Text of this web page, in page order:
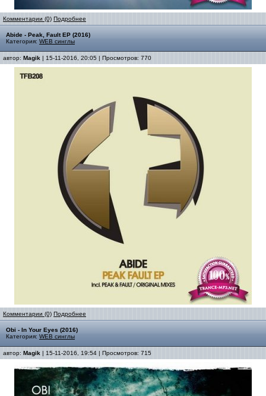
Комментарии (0) Подробнее
Abide - Peak, Fault EP (2016)
Категория: WEB синглы
автор: Magik | 15-11-2016, 20:05 | Просмотров: 770
Комментарии (0) Подробнее
Obi - In Your Eyes (2016)
Категория: WEB синглы
автор: Magik | 15-11-2016, 19:54 | Просмотров: 715